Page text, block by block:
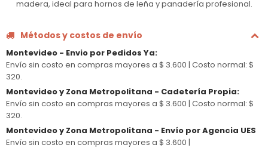
madera, ideal para hornos de leña y panadería profesional.
Métodos y costos de envío
Montevideo - Envio por Pedidos Ya:
Envío sin costo en compras mayores a $ 3.600 | Costo normal: $
320.
Montevideo y Zona Metropolitana - Cadetería Propia:
Envío sin costo en compras mayores a $ 3.600 | Costo normal: $
320.
Montevideo y Zona Metropolitana - Envío por Agencia UES
Envío sin costo en compras mayores a $ 3.600 |